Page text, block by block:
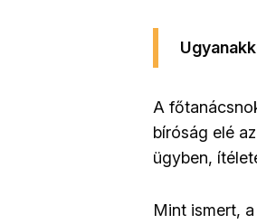
A
bíróság elé
ügyben,
Mint ismert,